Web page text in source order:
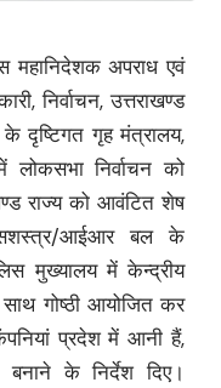
महानिदेशक अपराध एवं
निर्वाचन, उत्तराखण्ड
के दृष्टिगत गृह मंत्रालय,
लोकसभा निर्वाचन को
राज्य को आवंटित शेष
सशस्त्र/आईआर बल के
मुख्यालय में केन्द्रीय
गोष्ठी आयोजित कर
प्रदेश में आनी हैं,
के निर्देश दिए।